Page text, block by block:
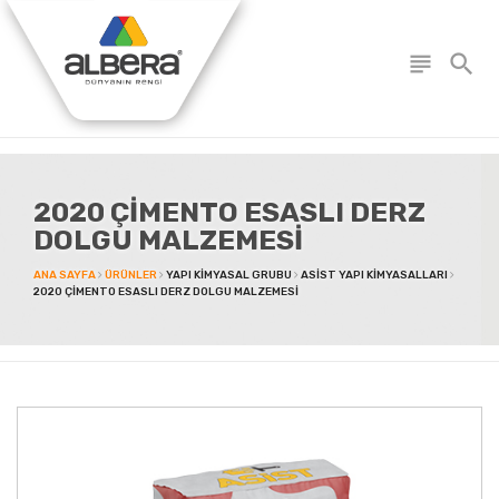
subject search
2020 ÇİMENTO ESASLI DERZ
DOLGU MALZEMESİ
ANA SAYFA ÜRÜNLER YAPI KIMYASAL GRUBU
ASIST YAPI KIMYASALLARI
2020 ÇİMENTO ESASLI DERZ DOLGU MALZEMESİ